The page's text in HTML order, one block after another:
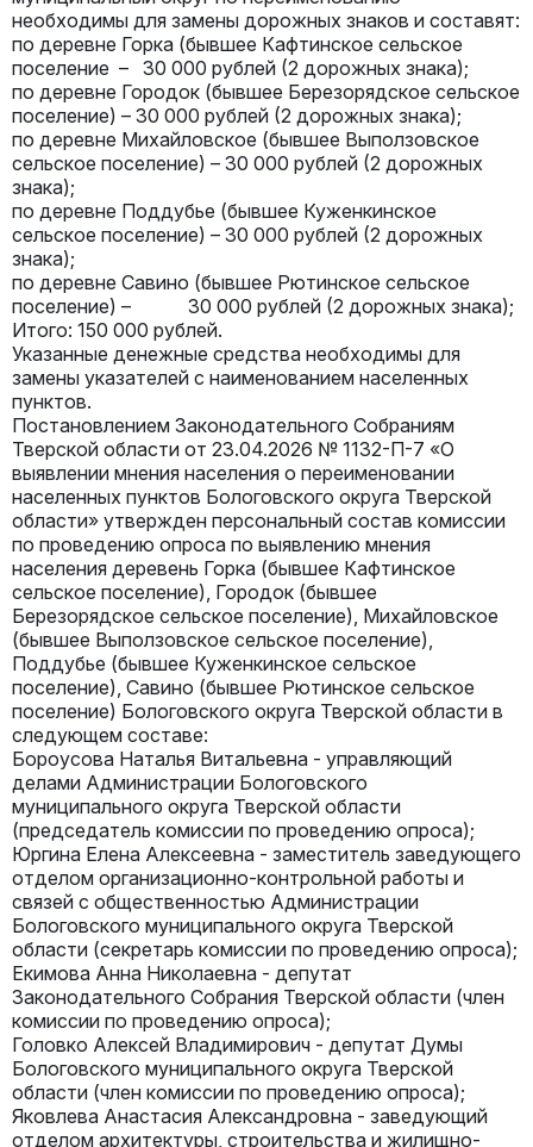
необходимы для замены дорожных знаков и составят:
по деревне Горка (бывшее Кафтинское сельское
поселение – 30 000 рублей (2 дорожных знака);
по деревне Городок (бывшее Березорядское сельское
поселение) – 30 000 рублей (2 дорожных знака);
по деревне Михайловское (бывшее Выползовское
сельское поселение) – 30 000 рублей (2 дорожных
знака);
по деревне Поддубье (бывшее Куженкинское
сельское поселение) – 30 000 рублей (2 дорожных
знака);
по деревне Савино (бывшее Рютинское сельское
поселение) – 30 000 рублей (2 дорожных знака);
Итого: 150 000 рублей.
Указанные денежные средства необходимы для
замены указателей с наименованием населенных
пунктов.
Постановлением Законодательного Собраниям
Тверской области от 23.04.2026 № 1132-П-7 «О
выявлении мнения населения о переименовании
населенных пунктов Бологовского округа Тверской
области» утвержден персональный состав комиссии
по проведению опроса по выявлению мнения
населения деревень Горка (бывшее Кафтинское
сельское поселение), Городок (бывшее
Березорядское сельское поселение), Михайловское
(бывшее Выползовское сельское поселение),
Поддубье (бывшее Куженкинское сельское
поселение), Савино (бывшее Рютинское сельское
поселение) Бологовского округа Тверской области в
следующем составе:
Бороусова Наталья Витальевна - управляющий
делами Администрации Бологовского
муниципального округа Тверской области
(председатель комиссии по проведению опроса);
Юргина Елена Алексеевна - заместитель заведующего
отделом организационно-контрольной работы и
связей с общественностью Администрации
Бологовского муниципального округа Тверской
области (секретарь комиссии по проведению опроса);
Екимова Анна Николаевна - депутат
Законодательного Собрания Тверской области (член
комиссии по проведению опроса);
Головко Алексей Владимирович - депутат Думы
Бологовского муниципального округа Тверской
области (член комиссии по проведению опроса);
Яковлева Анастасия Александровна - заведующий
отделом архитектуры, строительства и жилищно-